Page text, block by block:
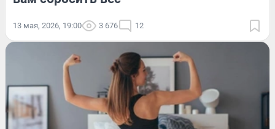
13 мая, 2026, 19:00 3 676 12